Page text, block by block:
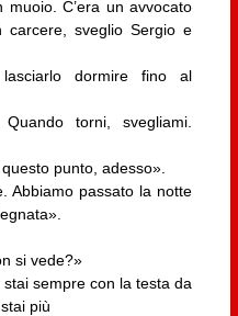
C’era un avvocato
carcere, sveglio Sergio e
dormire fino al
torni, svegliami.
punto, adesso».
Abbiamo passato la notte
si vede?»
sempre con la testa da
più